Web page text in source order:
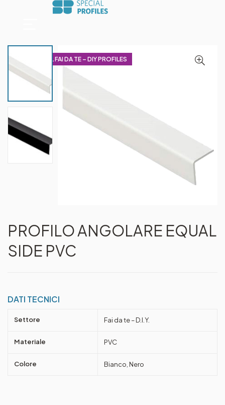
PROFILO ANGOLARE EQUAL
SIDE PVC
PROFILI PER IL FAI DA TE – DIY PROFILES
DATI TECNICI
Settore Fai da te – D.I.Y.
Materiale PVC
Colore Bianco, Nero